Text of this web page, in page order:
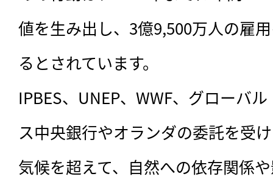
値を生み出し、3億9,500万人の雇
るとされています。
IPBES、UNEP、WWF、グローバ
ス中央銀行やオランダの委託を受
気候を超えて、自然への依存関係